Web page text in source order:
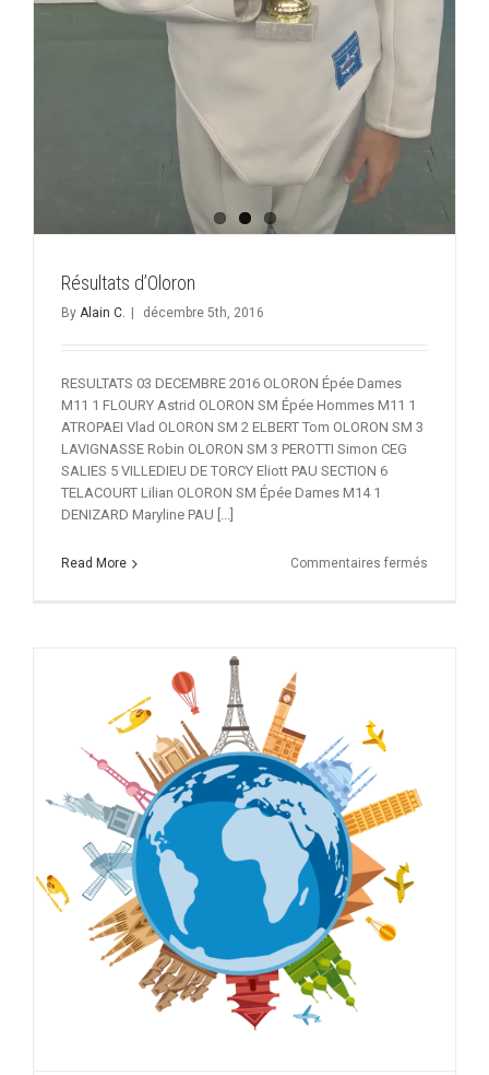
Résultats d’Oloron
By Alain C. décembre 5th, 2016
RESULTATS 03 DECEMBRE 2016 OLORON Épée Dames
M11 1 FLOURY Astrid OLORON SM Épée Hommes M11 1
ATROPAEI Vlad OLORON SM 2 ELBERT Tom OLORON SM 3
LAVIGNASSE Robin OLORON SM 3 PEROTTI Simon CEG
SALIES 5 VILLEDIEU DE TORCY Eliott PAU SECTION 6
TELACOURT Lilian OLORON SM Épée Dames M14 1
DENIZARD Maryline PAU [...]
Read More Commentaires fermés